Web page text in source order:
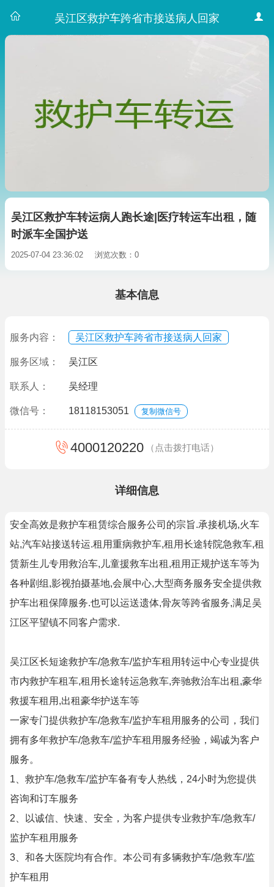
吴江区救护车跨省市接送病人回家
吴江区救护车转运病人跑长途|医疗转运车出租，随
时派车全国护送
2025-07-04 23:36:02 浏览次数：0
基本信息
服务内容： 吴江区救护车跨省市接送病人回家
服务区域： 吴江区
联系人： 吴经理
微信号： 18118153051 复制微信号
4000120220 （点击拨打电话）
详细信息
安全高效是救护车租赁综合服务公司的宗旨.承接机场,火车
站,汽车站接送转运.租用重病救护车,租用长途转院急救车,租
赁新生儿专用救治车,儿童援救车出租,租用正规护送车等为
各种剧组,影视拍摄基地,会展中心,大型商务服务安全提供救
护车出租保障服务.也可以运送遗体,骨灰等跨省服务,满足吴
江区平望镇不同客户需求.
吴江区长短途救护车/急救车/监护车租用转运中心专业提供
市内救护车租车,租用长途转运急救车,奔驰救治车出租,豪华
救援车租用,出租豪华护送车等
一家专门提供救护车/急救车/监护车租用服务的公司，我们
拥有多年救护车/急救车/监护车租用服务经验，竭诚为客户
服务。
1、救护车/急救车/监护车备有专人热线，24小时为您提供
咨询和订车服务
2、以诚信、快速、安全，为客户提供专业救护车/急救车/
监护车租用服务
3、和各大医院均有合作。本公司有多辆救护车/急救车/监
护车租用